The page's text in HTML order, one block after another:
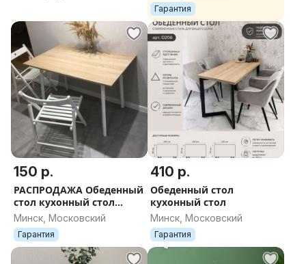
Гарантия
150 р.
РАСПРОДАЖА Обеденный
стол кухонный стол
новый
Минск, Московский
Гарантия
410 р.
Обеденный стол
кухонный стол
Минск, Московский
Гарантия